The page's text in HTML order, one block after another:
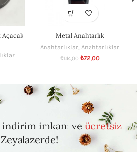
Açacak
Metal Anahtarlık
Anahtarlıklar, Anahtarlıklar
₺144,00 ₺72,00
indirim imkanı veücretsiz